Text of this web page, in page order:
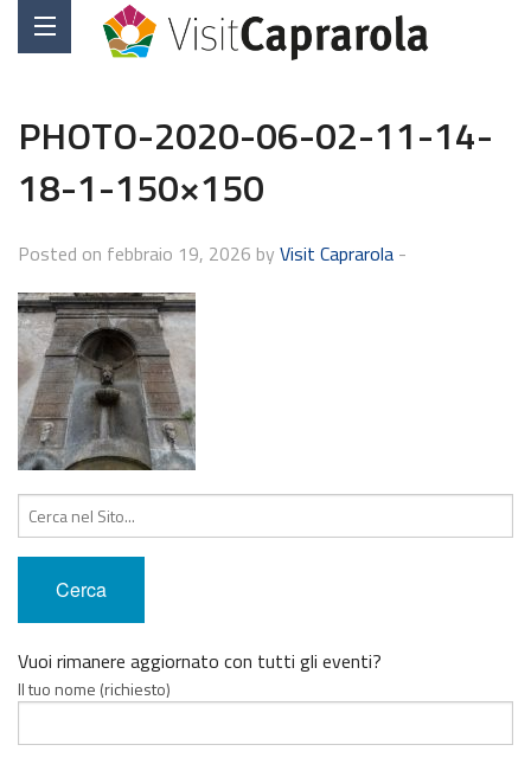
PHOTO-2020-06-02-11-14-
18-1-150×150
Posted on febbraio 19, 2026 by Visit Caprarola -
Cerca:
Vuoi rimanere aggiornato con tutti gli eventi?
Il tuo nome (richiesto)